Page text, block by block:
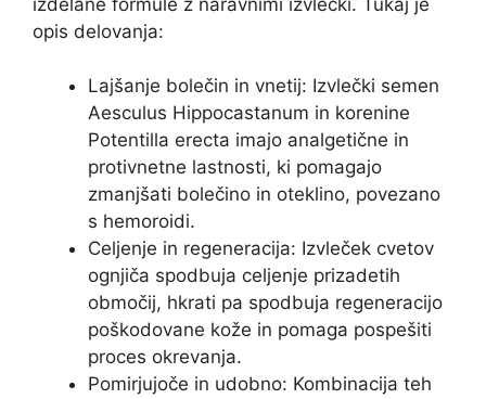
opis delovanja:
Lajšanje bolečin in vnetij: Izvlečki semen
Aesculus Hippocastanum in korenine
Potentilla erecta imajo analgetične in
protivnetne lastnosti, ki pomagajo
zmanjšati bolečino in oteklino, povezano
s hemoroidi.
Celjenje in regeneracija: Izvleček cvetov
ognjiča spodbuja celjenje prizadetih
območij, hkrati pa spodbuja regeneracijo
poškodovane kože in pomaga pospešiti
proces okrevanja.
Pomirjujoče in udobno: Kombinacija teh